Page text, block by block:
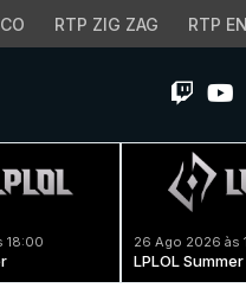
RTP ZIG ZAG RTP
18:00 26 Ago 2026 às
LPLOL Summer